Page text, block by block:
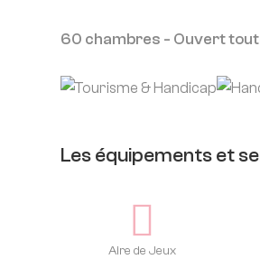
60 chambres - Ouvert
Les équipements et
Aire de Jeux